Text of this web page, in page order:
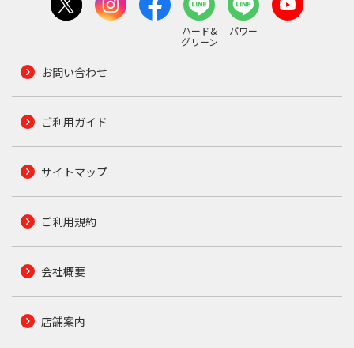
ハード&
グリーン
パワー
お問い合わせ
ご利用ガイド
サイトマップ
ご利用規約
会社概要
店舗案内